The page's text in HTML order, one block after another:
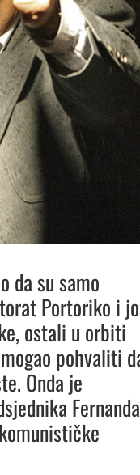
da su samo
Portoriko i
ostali u orbiti
pohvaliti
Onda je
Fernanda